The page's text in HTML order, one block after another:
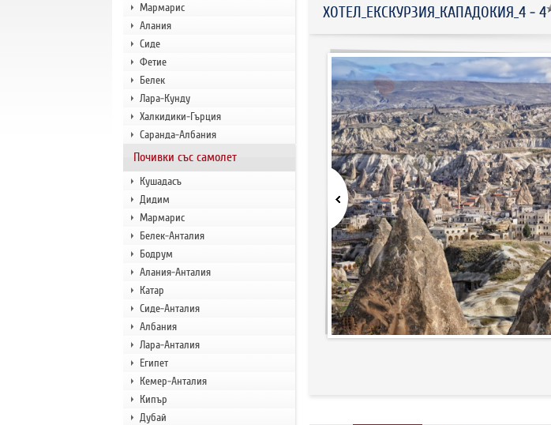
Мармарис
Алания
Сиде
Фетие
Белек
Лара-Кунду
Халкидики-Гърция
Саранда-Албания
Почивки със самолет
Кушадасъ
Дидим
Мармарис
Белек-Анталия
Бодрум
Алания-Анталия
Катар
Сиде-Анталия
Албания
Лара-Анталия
Египет
Кемер-Анталия
Кипър
Дубай
ХОТЕЛ_ЕКСКУРЗИЯ_КАПАДОКИЯ_4 - 4